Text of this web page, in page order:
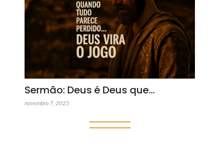
Sermão: Deus é Deus que…
novembro 7, 2025